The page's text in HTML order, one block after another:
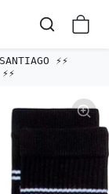
⚡️⚡️